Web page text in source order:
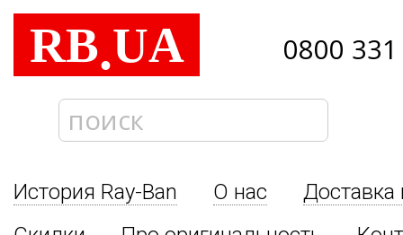
RB.UA 0800
История Ray-Ban О нас
Доставка